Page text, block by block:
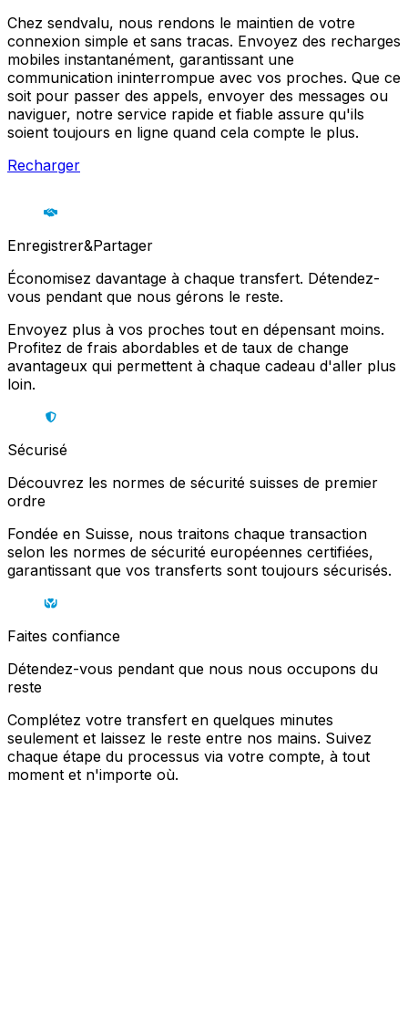
Chez sendvalu, nous rendons le maintien de votre
connexion simple et sans tracas. Envoyez des recharges
mobiles instantanément, garantissant une
communication ininterrompue avec vos proches. Que ce
soit pour passer des appels, envoyer des messages ou
naviguer, notre service rapide et fiable assure qu'ils
soient toujours en ligne quand cela compte le plus.
Recharger
Enregistrer&Partager
Économisez davantage à chaque transfert. Détendez-
vous pendant que nous gérons le reste.
Envoyez plus à vos proches tout en dépensant moins.
Profitez de frais abordables et de taux de change
avantageux qui permettent à chaque cadeau d'aller plus
loin.
Sécurisé
Découvrez les normes de sécurité suisses de premier
ordre
Fondée en Suisse, nous traitons chaque transaction
selon les normes de sécurité européennes certifiées,
garantissant que vos transferts sont toujours sécurisés.
Faites confiance
Détendez-vous pendant que nous nous occupons du
reste
Complétez votre transfert en quelques minutes
seulement et laissez le reste entre nos mains. Suivez
chaque étape du processus via votre compte, à tout
moment et n'importe où.